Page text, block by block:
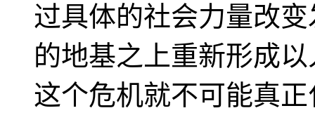
过具体的社会力量改
的地基之上重新形成
这个危机就不可能真